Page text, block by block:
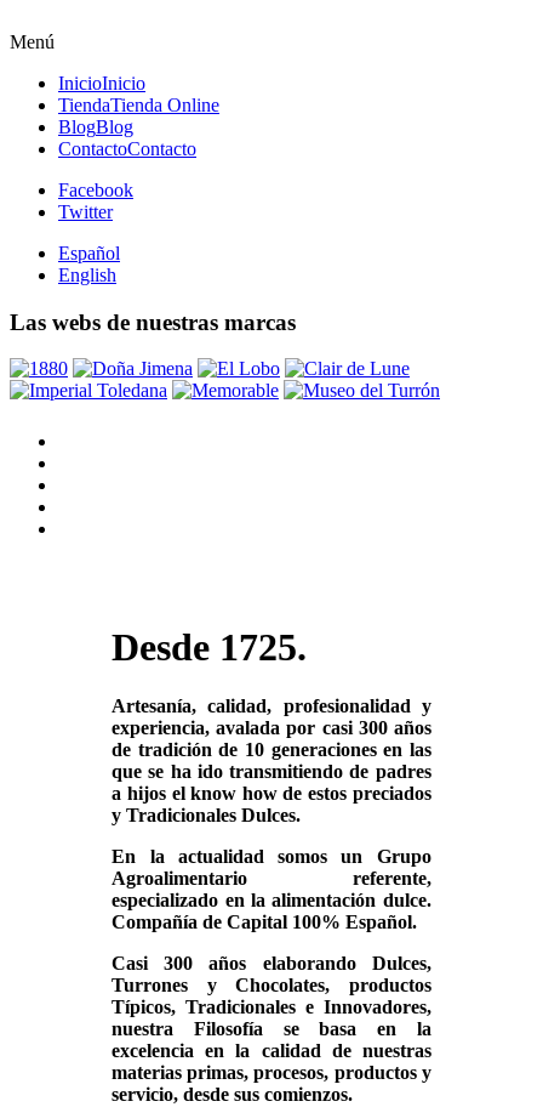
Menú
InicioInicio
TiendaTienda Online
BlogBlog
ContactoContacto
Facebook
Twitter
Español
English
Las webs de nuestras marcas
Desde 1725.
Artesanía, calidad, profesionalidad y
experiencia, avalada por casi 300 años
de tradición de 10 generaciones en las
que se ha ido transmitiendo de padres
a hijos el know how de estos preciados
y Tradicionales Dulces.
En la actualidad somos un Grupo
Agroalimentario referente,
especializado en la alimentación dulce.
Compañía de Capital 100% Español.
Casi 300 años elaborando Dulces,
Turrones y Chocolates, productos
Típicos, Tradicionales e Innovadores,
nuestra Filosofía se basa en la
excelencia en la calidad de nuestras
materias primas, procesos, productos y
servicio, desde sus comienzos.